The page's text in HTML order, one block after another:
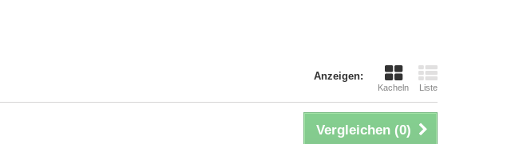
Anzeigen:
Kacheln Liste
Vergleichen (0)